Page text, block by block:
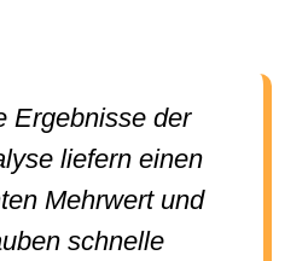
Ergebnisse der
liefern einen
Mehrwert und
schnelle